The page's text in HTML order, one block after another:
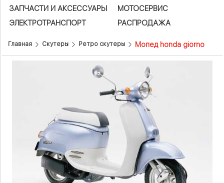
ЗАПЧАСТИ И АКСЕСCУАРЫ
МОТОСЕРВИС
ЭЛЕКТРОТРАНСПОРТ
РАСПРОДАЖА
Главная Скутеры Ретро скутеры Мопед honda giorno